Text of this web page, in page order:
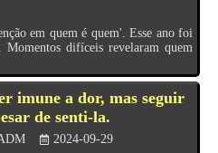
em quem é quem'. Esse ano foi
Momentos difíceis revelaram quem
imune a dor, mas seguir
de senti-la.
2024-09-29